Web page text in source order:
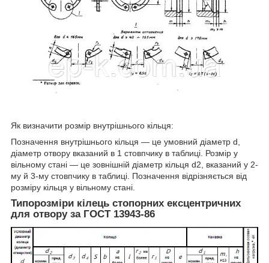
Як визначити розмір внутрішнього кільця:
Позначення внутрішнього кільця — це умовний діаметр d,
діаметр отвору вказаний в 1 стовпчику в таблиці. Розмір у
вільному стані — це зовнішній діаметр кільця d2, вказаний у 2-
му й 3-му стовпчику в таблиці. Позначення відрізняється від
розміру кільця у вільному стані.
Типорозміри кілець стопорних ексцентричних
для отвору за ГОСТ 13943-86